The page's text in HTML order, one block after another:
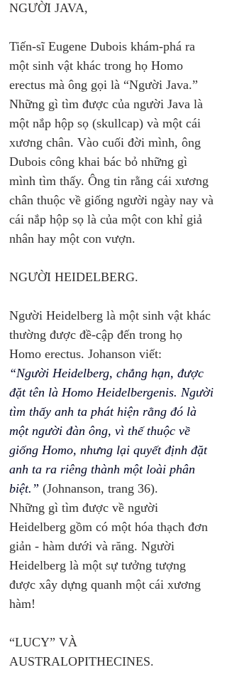
NGƯỜI JAVA,
Tiến-sĩ Eugene Dubois khám-phá ra
một sinh vật khác trong họ Homo
erectus mà ông gọi là “Người Java.”
Những gì tìm được của người Java là
một nắp hộp sọ (skullcap) và một cái
xương chân. Vào cuối đời mình, ông
Dubois công khai bác bỏ những gì
mình tìm thấy. Ông tin rằng cái xương
chân thuộc về giống người ngày nay và
cái nắp hộp sọ là của một con khỉ giả
nhân hay một con vượn.
NGƯỜI HEIDELBERG.
Người Heidelberg là một sinh vật khác
thường được đề-cập đến trong họ
Homo erectus. Johanson viết:
“Người Heidelberg, chẳng hạn, được
đặt tên là Homo Heidelbergenis. Người
tìm thấy anh ta phát hiện rằng đó là
một người đàn ông, vì thế thuộc về
giống Homo, nhưng lại quyết định đặt
anh ta ra riêng thành một loài phân
biệt.” (Johnanson, trang 36).
Những gì tìm được về người
Heidelberg gồm có một hóa thạch đơn
giản - hàm dưới và răng. Người
Heidelberg là một sự tưởng tượng
được xây dựng quanh một cái xương
hàm!
“LUCY” VÀ
AUSTRALOPITHECINES.